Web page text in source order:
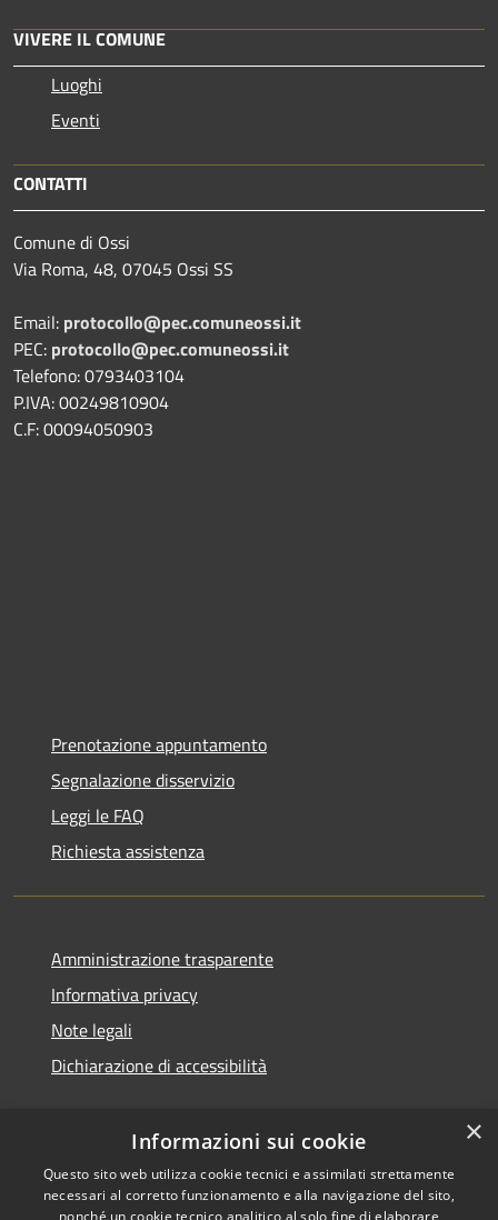
VIVERE IL COMUNE
Luoghi
Eventi
CONTATTI
Comune di Ossi
Via Roma, 48, 07045 Ossi SS
Email: protocollo@pec.comuneossi.it
PEC: protocollo@pec.comuneossi.it
Telefono: 0793403104
P.IVA: 00249810904
C.F: 00094050903
Prenotazione appuntamento
Segnalazione disservizio
Leggi le FAQ
Richiesta assistenza
Amministrazione trasparente
Informativa privacy
Note legali
Dichiarazione di accessibilità
×
Informazioni sui cookie
Questo sito web utilizza cookie tecnici e assimilati strettamente
necessari al corretto funzionamento e alla navigazione del sito,
nonché un cookie tecnico analitico al solo fine di elaborare